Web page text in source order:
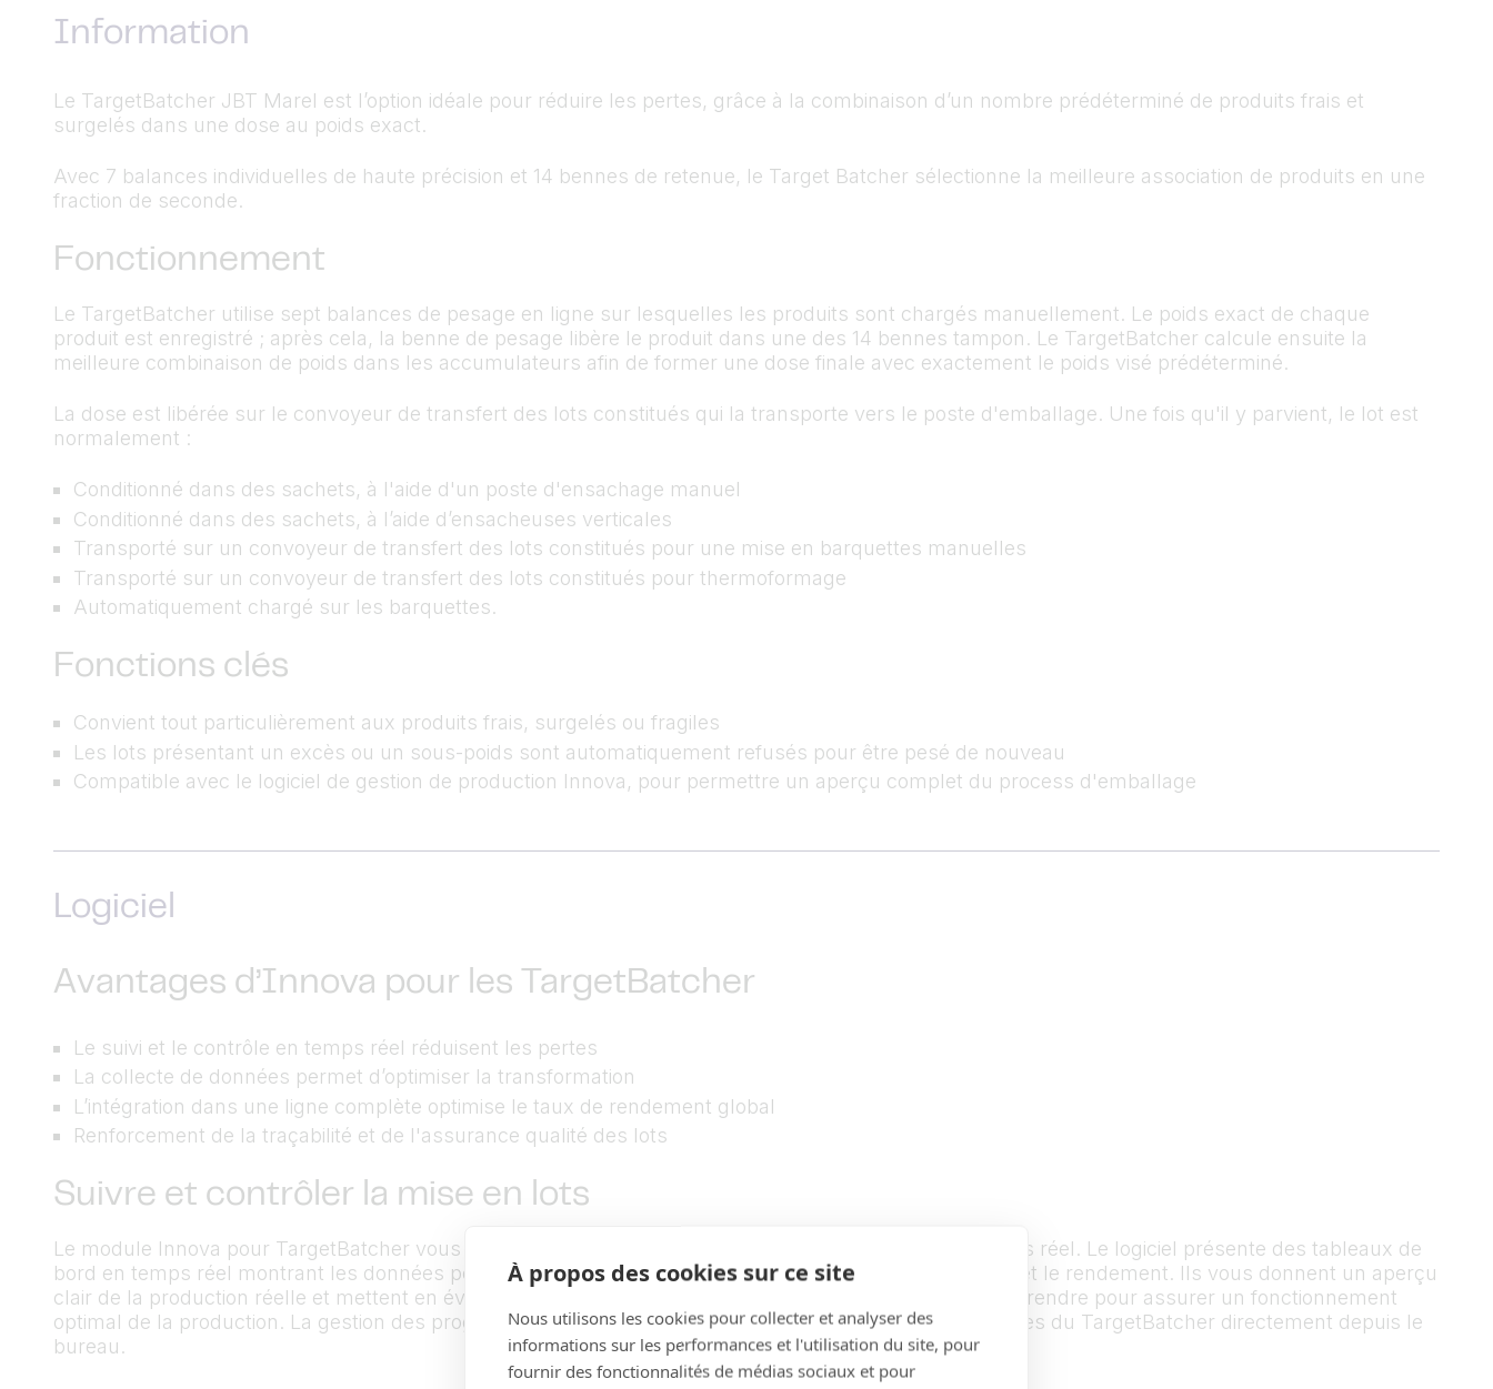
À propos des cookies sur ce site
Nous utilisons les cookies pour collecter et analyser des
informations sur les performances et l'utilisation du site, pour
fournir des fonctionnalités de médias sociaux et pour
Information
Le TargetBatcher JBT Marel est l’option idéale pour réduire les pertes, grâce à la combinaison d’un nombre prédéterminé de produits frais et
surgelés dans une dose au poids exact.
Avec 7 balances individuelles de haute précision et 14 bennes de retenue, le Target Batcher sélectionne la meilleure association de produits en une
fraction de seconde.
Fonctionnement
Le TargetBatcher utilise sept balances de pesage en ligne sur lesquelles les produits sont chargés manuellement. Le poids exact de chaque
produit est enregistré ; après cela, la benne de pesage libère le produit dans une des 14 bennes tampon. Le TargetBatcher calcule ensuite la
meilleure combinaison de poids dans les accumulateurs afin de former une dose finale avec exactement le poids visé prédéterminé.
La dose est libérée sur le convoyeur de transfert des lots constitués qui la transporte vers le poste d'emballage. Une fois qu'il y parvient, le lot est
normalement :
Conditionné dans des sachets, à l'aide d'un poste d'ensachage manuel
Conditionné dans des sachets, à l’aide d’ensacheuses verticales
Transporté sur un convoyeur de transfert des lots constitués pour une mise en barquettes manuelles
Transporté sur un convoyeur de transfert des lots constitués pour thermoformage
Automatiquement chargé sur les barquettes.
Fonctions clés
Convient tout particulièrement aux produits frais, surgelés ou fragiles
Les lots présentant un excès ou un sous-poids sont automatiquement refusés pour être pesé de nouveau
Compatible avec le logiciel de gestion de production Innova, pour permettre un aperçu complet du process d'emballage
Logiciel
Avantages d’Innova pour les TargetBatcher
Le suivi et le contrôle en temps réel réduisent les pertes
La collecte de données permet d’optimiser la transformation
L’intégration dans une ligne complète optimise le taux de rendement global
Renforcement de la traçabilité et de l'assurance qualité des lots
Suivre et contrôler la mise en lots
Le module Innova pour TargetBatcher vous permet de suivre et de contrôler votre mise en lots en temps réel. Le logiciel présente des tableaux de
bord en temps réel montrant les données pour les indicateurs de performance clés tels que les pertes et le rendement. Ils vous donnent un aperçu
clair de la production réelle et mettent en évidence les points à améliorer ou les mesures correctives à prendre pour assurer un fonctionnement
optimal de la production. La gestion des programmes à distance vous permet de contrôler les paramètres du TargetBatcher directement depuis le
bureau.